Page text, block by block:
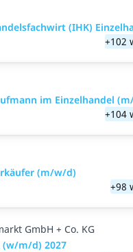
(IHK)
+102
im Einzelhandel
+104
(m/w/d)
+98
GmbH + Co. KG
m/d) 2027